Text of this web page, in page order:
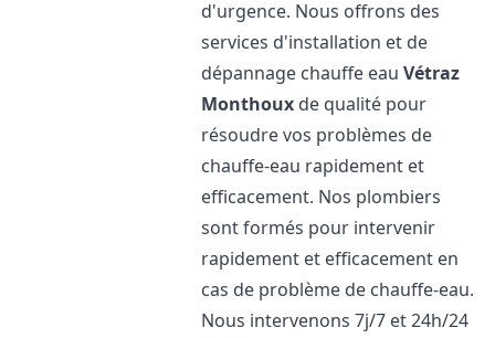
d'urgence. Nous offrons des
services d'installation et de
dépannage chauffe eauVétraz
Monthoux de qualité pour
résoudre vos problèmes de
chauffe-eau rapidement et
efficacement. Nos plombiers
sont formés pour intervenir
rapidement et efficacement en
cas de problème de chauffe-eau.
Nous intervenons 7j/7 et 24h/24